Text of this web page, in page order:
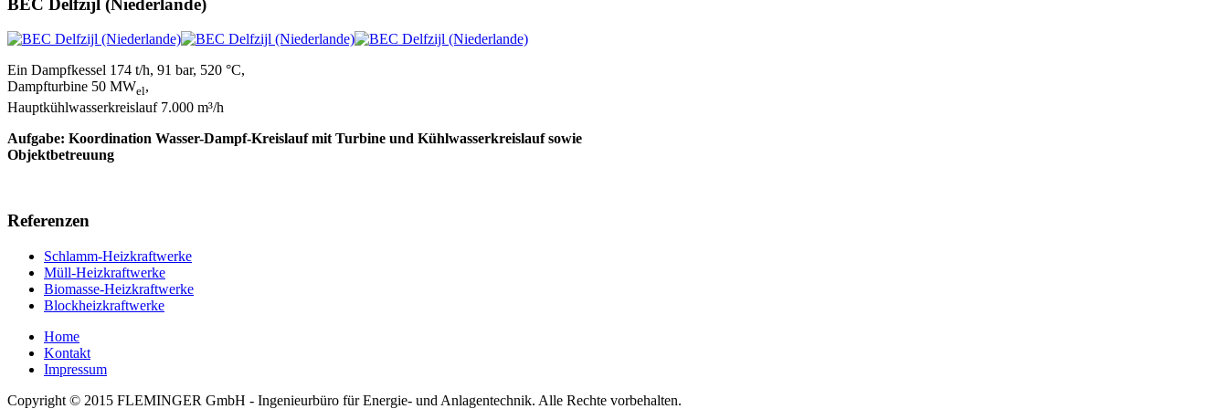
BEC Delfzijl (Niederlande)
Ein Dampfkessel 174 t/h, 91 bar, 520 °C,
Dampfturbine 50 MWel,
Hauptkühlwasserkreislauf 7.000 m³/h
Aufgabe: Koordination Wasser-Dampf-Kreislauf mit Turbine und Kühlwasserkreislauf sowie
Objektbetreuung
Referenzen
Schlamm-Heizkraftwerke
Müll-Heizkraftwerke
Biomasse-Heizkraftwerke
Blockheizkraftwerke
Home
Kontakt
Impressum
Copyright © 2015 FLEMINGER GmbH - Ingenieurbüro für Energie- und Anlagentechnik. Alle Rechte vorbehalten.